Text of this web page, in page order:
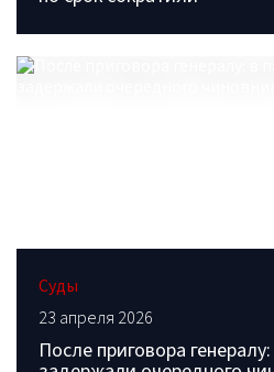
Суды
23 апреля 2026
После приговора